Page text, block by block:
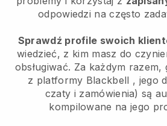
odpowiedzi na często
Sprawdź profile swoich
wiedzieć, z kim masz do
obsługiwać. Za każdym
z platformy Blackbell , jego
czaty i zamówienia) są
kompilowane na jego